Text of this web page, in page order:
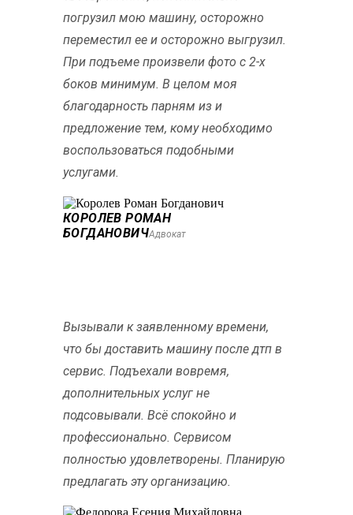
погрузил мою машину, осторожно
переместил ее и осторожно выгрузил.
При подъеме произвели фото с 2-х
боков минимум. В целом моя
благодарность парням из и
предложение тем, кому необходимо
воспользоваться подобными
услугами.
КОРОЛЕВ РОМАН
БОГДАНОВИЧАдвокат
Вызывали к заявленному времени,
что бы доставить машину после дтп в
сервис. Подъехали вовремя,
дополнительных услуг не
подсовывали. Всё спокойно и
профессионально. Сервисом
полностью удовлетворены. Планирую
предлагать эту организацию.